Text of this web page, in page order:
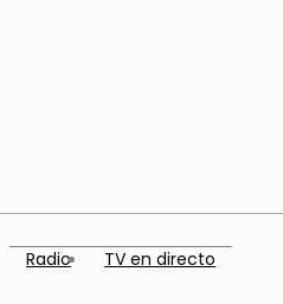
Radio TV en directo